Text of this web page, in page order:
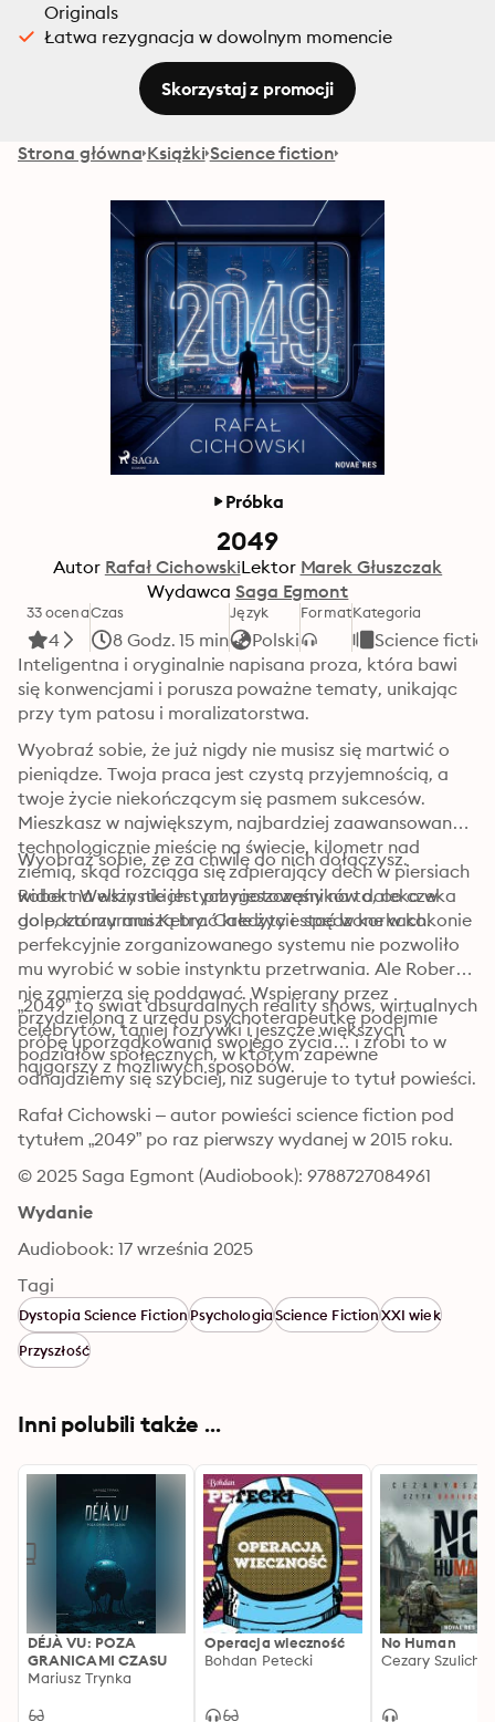
Originals
Łatwa rezygnacja w dowolnym momencie
Skorzystaj z promocji
Strona główna Książki Science fiction
Próbka
2049
Autor Rafał CichowskiLektor Marek Głuszczak
Wydawca Saga Egmont
33 ocena
4
Czas
8 Godz. 15 min
Język
Polski
FormatKategoria
Science
Inteligentna i oryginalnie napisana proza, która bawi
się konwencjami i porusza poważne tematy, unikając
przy tym patosu i moralizatorstwa.
Wyobraź sobie, że już nigdy nie musisz się martwić o
pieniądze. Twoja praca jest czystą przyjemnością, a
twoje życie niekończącym się pasmem sukcesów.
Mieszkasz w największym, najbardziej zaawansowanym
technologicznie mieście na świecie, kilometr nad
ziemią, skąd rozciąga się zapierający dech w piersiach
widok na wszystkich tych nieszczęśników daleko w
dole, którzy muszą brać kredyty i stać w korkach.
Wyobraź sobie, że za chwilę do nich dołączysz.
Robert Welkin nie jest przygotowany na to, co czeka
go poza murami Ketry. Całe życie spędzone w kokonie
perfekcyjnie zorganizowanego systemu nie pozwoliło
mu wyrobić w sobie instynktu przetrwania. Ale Robert
nie zamierza się poddawać. Wspierany przez
przydzieloną z urzędu psychoterapeutkę podejmie
próbę uporządkowania swojego życia… i zrobi to w
najgorszy z możliwych sposobów.
„2049” to świat absurdalnych reality shows, wirtualnych
celebrytów, taniej rozrywki i jeszcze większych
podziałów społecznych, w którym zapewne
odnajdziemy się szybciej, niż sugeruje to tytuł powieści.
Rafał Cichowski – autor powieści science fiction pod
tytułem „2049” po raz pierwszy wydanej w 2015 roku.
© 2025 Saga Egmont (Audiobook): 9788727084961
Wydanie
Audiobook: 17 września 2025
Tagi
Dystopia Science FictionPsychologiaScience FictionXXI wiek
Przyszłość
Inni polubili także ...
DÉJÀ VU: POZA
GRANICAMI CZASU
Mariusz Trynka
Operacja wieczność
Bohdan Petecki
No Human
Cezary Szulich